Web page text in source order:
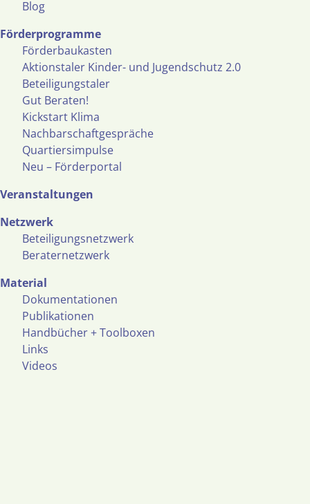
Blog
Förderprogramme
Förderbaukasten
Aktionstaler Kinder- und Jugendschutz 2.0
Beteiligungstaler
Gut Beraten!
Kickstart Klima
Nachbarschaftgespräche
Quartiersimpulse
Neu – Förderportal
Veranstaltungen
Netzwerk
Beteiligungsnetzwerk
Beraternetzwerk
Material
Dokumentationen
Publikationen
Handbücher + Toolboxen
Links
Videos